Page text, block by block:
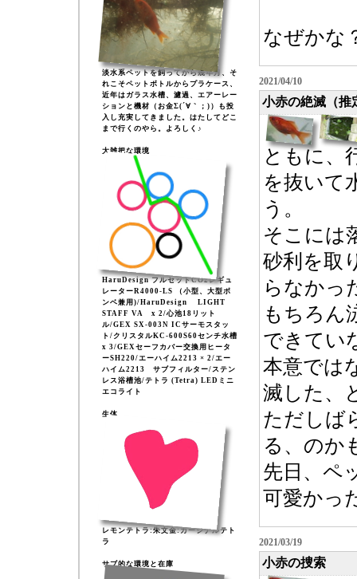
淡水系ペットを飼ってから幾年月、そ
れこそペットボトルからプラケース、
近年はガラス水槽、濾過、エアーレー
ションと機材（お金Σ(´∀｀；)）も投
入し充実してきました。はたしてどこ
まで行くのやら。よろしく♪
大雑把な環境
HaruDesign フルセットCO2レギュ
レーターR4000-LS （小型、大型ボ
ンベ兼用)/HaruDesign LIGHT
STAFF VA x 2/心池18リット
ル/GEX SX-003N ICサーモスタッ
ト/クリスタルKC-600S60センチ水槽
x 3/GEXセーフカバー交換用ヒータ
ーSH220/エーハイム2213 × 2/エー
ハイム2213 サブフィルター/ステン
レス浴槽池/テトラ (Tetra) LEDミニ
エコライト
生体
レモンテトラ:朱文金:カージナルテト
ラ
サブ的な環境と在庫
なぜかな
2021/04/10
小赤の絶滅（推
ともに、
を抜いて
う。
そこには
砂利を取
らなかっ
もちろん
できてい
本意では
ただしば
る、のか
先日、ペ
可愛かっ
2021/03/19
小赤の捜索